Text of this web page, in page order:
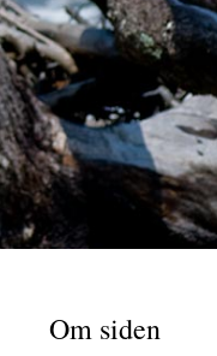
Om siden